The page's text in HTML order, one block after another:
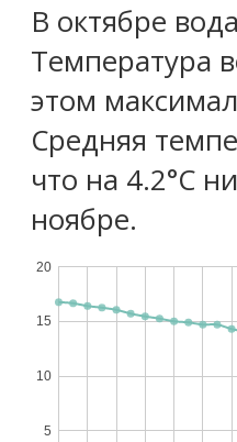
В октябре
Температура
этом
Средняя
что на 4.2°C
ноябре.
5
10
15
20